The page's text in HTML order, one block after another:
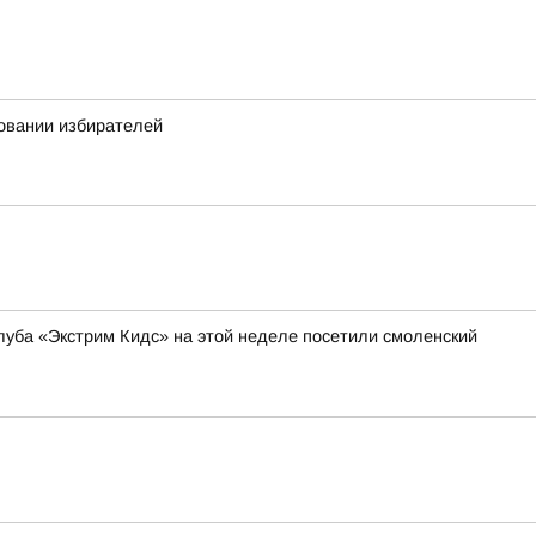
избирателей
«Экстрим Кидс» на этой неделе посетили смоленский